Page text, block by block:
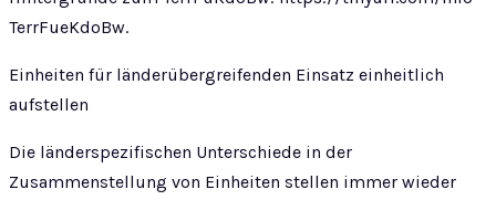
TerrFueKdoBw.
Einheiten für länderübergreifenden Einsatz einheitlich
aufstellen
Die länderspezifischen Unterschiede in der
Zusammenstellung von Einheiten stellen immer wieder